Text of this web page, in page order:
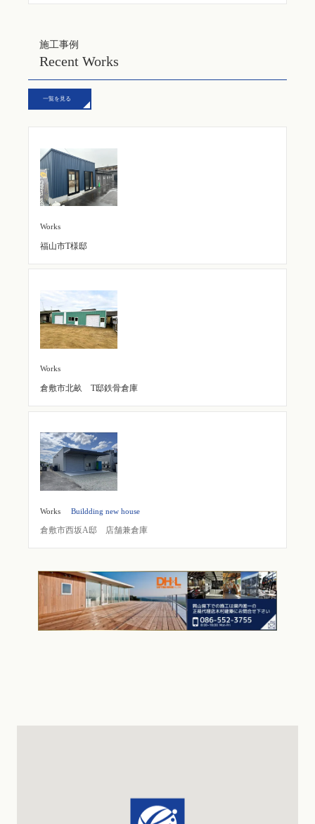
施工事例
Recent Works
一覧を見る
Works
福山市T様邸
Works
倉敷市北畝 T邸鉄骨倉庫
Works Buildding new house
倉敷市西坂A邸 店舗兼倉庫